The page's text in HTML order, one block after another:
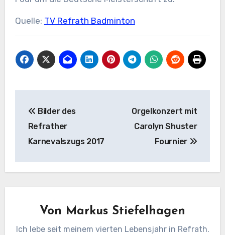
Quelle: TV Refrath Badminton
Bilder des
Refrather
Karnevalszugs 2017
Orgelkonzert mit
Carolyn Shuster
Fournier
Von Markus Stiefelhagen
Ich lebe seit meinem vierten Lebensjahr in Refrath.